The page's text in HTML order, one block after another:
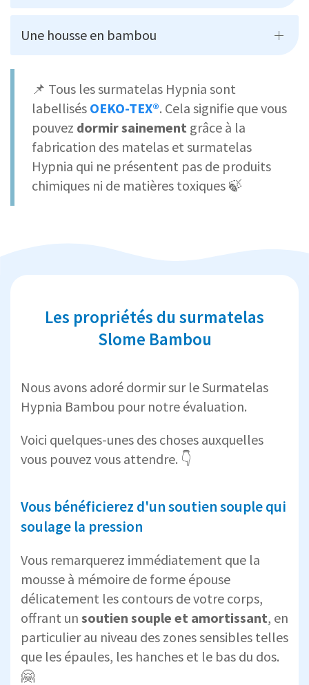
Une housse en bambou
📌 Tous les surmatelas Hypnia sont
labellisés OEKO-TEX®. Cela signifie que vous
pouvez dormir sainement grâce à la
fabrication des matelas et surmatelas
Hypnia qui ne présentent pas de produits
chimiques ni de matières toxiques 🍃
Les propriétés du surmatelas
Slome Bambou
Nous avons adoré dormir sur le Surmatelas
Hypnia Bambou pour notre évaluation.
Voici quelques-unes des choses auxquelles
vous pouvez vous attendre. 👇
Vous bénéficierez d'un soutien souple qui
soulage la pression
Vous remarquerez immédiatement que la
mousse à mémoire de forme épouse
délicatement les contours de votre corps,
offrant un soutien souple et amortissant, en
particulier au niveau des zones sensibles telles
que les épaules, les hanches et le bas du dos.
🤗